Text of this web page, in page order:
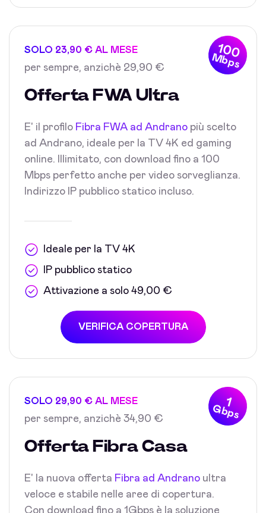
100
Mbps
SOLO 23,90 € AL MESE
per sempre, anzichè 29,90 €
Offerta FWA Ultra
E' il profilo Fibra FWA ad Andrano più scelto
ad Andrano, ideale per la TV 4K ed gaming
online. Illimitato, con download fino a 100
Mbps perfetto anche per video sorveglianza.
Indirizzo IP pubblico statico incluso.
Ideale per la TV 4K
IP pubblico statico
Attivazione a solo 49,00 €
VERIFICA COPERTURA
1
Gbps
SOLO 29,90 € AL MESE
per sempre, anzichè 34,90 €
Offerta Fibra Casa
E' la nuova offerta Fibra ad Andrano ultra
veloce e stabile nelle aree di copertura.
Con download fino a 1Gbps è la soluzione